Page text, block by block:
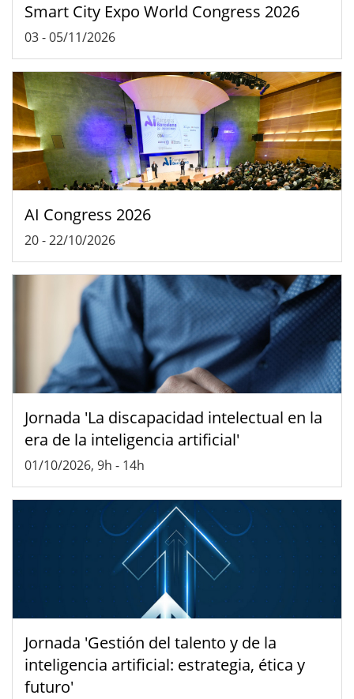
Smart City Expo World Congress 2026
03-05/11/2026
AI Congress 2026
20-22/10/2026
Jornada 'La discapacidad intelectual en la
era de la inteligencia artificial'
01/10/2026, 9h - 14h
Jornada 'Gestión del talento y de la
inteligencia artificial: estrategia, ética y
futuro'